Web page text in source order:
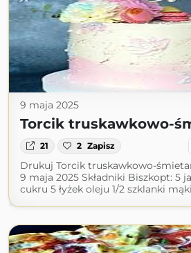
9 maja 2025
Torcik truskawkowo-
21 2 Zapisz
Drukuj Torcik truskawkowo-
9 maja 2025 Składniki Biszkopt: 5
cukru 5 łyżek oleju 1/2 szklanki